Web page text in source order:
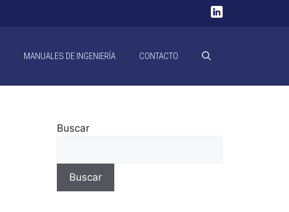
MANUALES DE INGENIERÍA CONTACTO
Buscar
Buscar